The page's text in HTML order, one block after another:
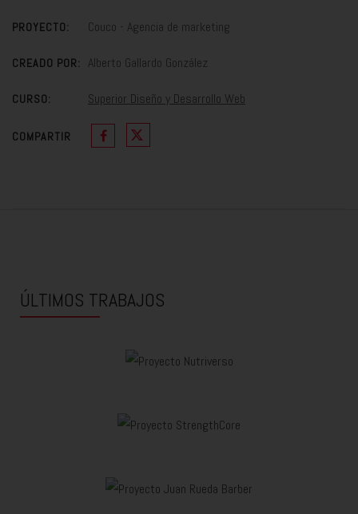
PROYECTO: Couco - Agencia de marketing
CREADO POR: Alberto Gallardo González
CURSO: Superior Diseño y Desarrollo Web
COMPARTIR
ÚLTIMOS TRABAJOS